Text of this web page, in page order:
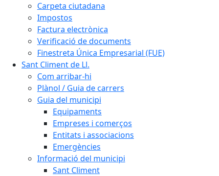
Carpeta ciutadana
Impostos
Factura electrònica
Verificació de documents
Finestreta Única Empresarial (FUE)
Sant Climent de Ll.
Com arribar-hi
Plànol / Guia de carrers
Guia del municipi
Equipaments
Empreses i comerços
Entitats i associacions
Emergències
Informació del municipi
Sant Climent